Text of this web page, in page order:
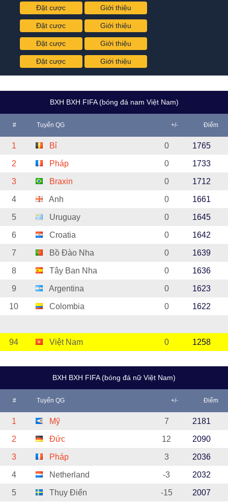
Đặt cược Giới thiệu
Đặt cược Giới thiệu
Đặt cược Giới thiệu
Đặt cược Giới thiệu
BXH BXH FIFA (bóng đá nam Việt Nam)
# Tuyển QG +/- Điểm
1 Bỉ 0 1765
2 Pháp 0 1733
3 Braxin 0 1712
4 Anh 0 1661
5 Uruguay 0 1645
6 Croatia 0 1642
7 Bồ Đào Nha 0 1639
8 Tây Ban Nha 0 1636
9 Argentina 0 1623
10 Colombia 0 1622
94 Việt Nam 0 1258
BXH BXH FIFA (bóng đá nữ Việt Nam)
# Tuyển QG +/- Điểm
1 Mỹ 7 2181
2 Đức 12 2090
3 Pháp 3 2036
4 Netherland -3 2032
5 Thụy Điển -15 2007